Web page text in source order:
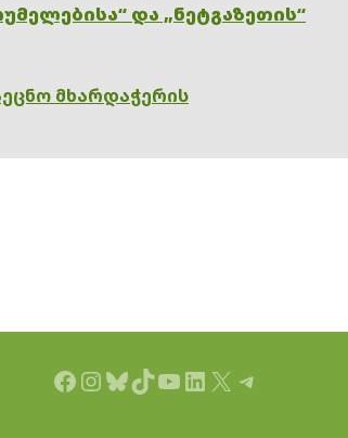
და „ნეტგაზეთის“
მხარდაჭერის
Facebook
Instagram
Bluesky
TikTok
YouTube
LinkedIn
X Telegram